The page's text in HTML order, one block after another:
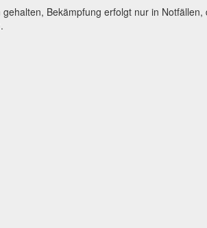
Bekämpfung erfolgt nur in Notfällen,